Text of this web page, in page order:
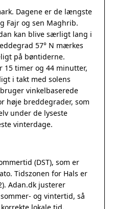
Dagene er de længste
Fajr og sen Maghrib.
kan blive særligt lang i
57° N mærkes
på bøntiderne.
15 timer og 44 minutter,
i takt med solens
vinkelbaserede
høje breddegrader, som
under de lyseste
vinterdage.
(DST), som er
Tidszonen for Hals er
Adan.dk justerer
og vintertid, så